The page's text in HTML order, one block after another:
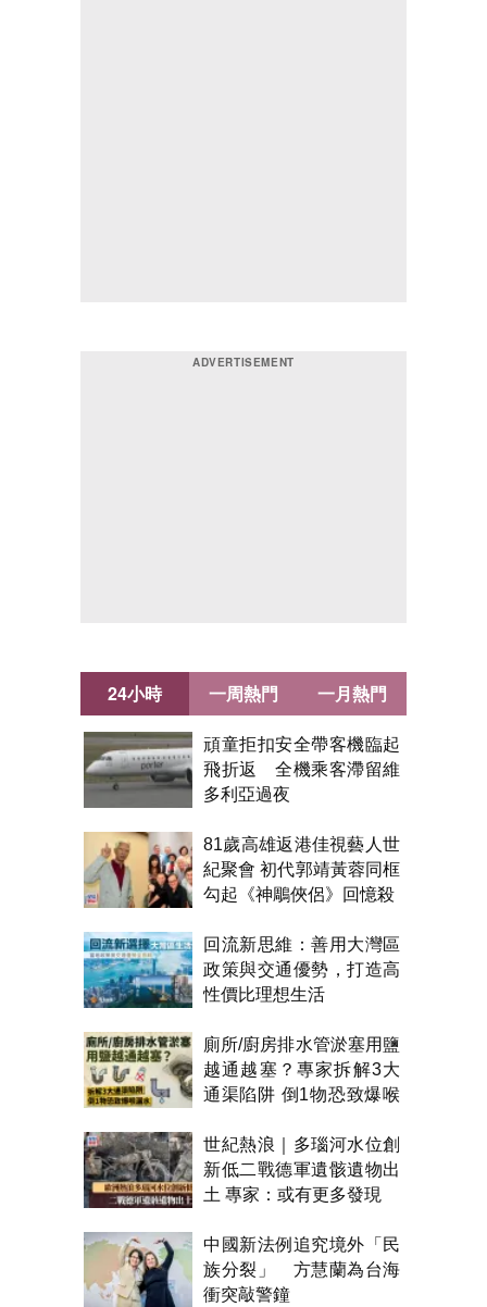
24小時
頑童拒扣安全帶客機臨起
飛折返 全機乘客滯留維
多利亞過夜
81歲高雄返港佳視藝人世
紀聚會 初代郭靖黃蓉同框
勾起《神鵰俠侶》回憶殺
回流新思維：善用大灣區
政策與交通優勢，打造高
性價比理想生活
廁所/廚房排水管淤塞用鹽
越通越塞？專家拆解3大
通渠陷阱 倒1物恐致爆喉
世紀熱浪｜多瑙河水位創
新低二戰德軍遺骸遺物出
土 專家：或有更多發現
中國新法例追究境外「民
族分裂」 方慧蘭為台海
衝突敲警鐘
一周熱門 一月熱門